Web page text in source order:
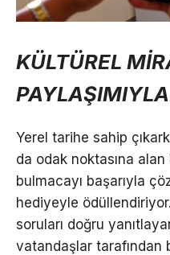
KÜLTÜREL
Yerel tarihe sahip
da odak noktasına
bulmacayı başarıyla
hediyeyle
soruları doğru
vatandaşlar tarafından